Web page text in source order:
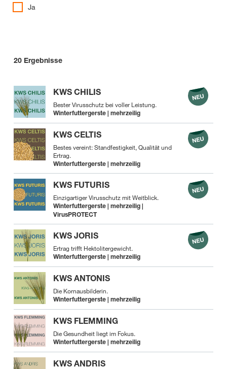
Ja
20 Ergebnisse
KWS CHILIS
Bester Virusschutz bei voller Leistung.
Winterfuttergerste | mehrzeilig
KWS CELTIS
Bestes vereint: Standfestigkeit, Qualität und
Ertrag.
Winterfuttergerste | mehrzeilig
KWS FUTURIS
Einzigartiger Virusschutz mit Weitblick.
Winterfuttergerste | mehrzeilig |
VirusPROTECT
KWS JORIS
Ertrag trifft Hektolitergewicht.
Winterfuttergerste | mehrzeilig
KWS ANTONIS
Die Kornausbilderin.
Winterfuttergerste | mehrzeilig
KWS FLEMMING
Die Gesundheit liegt im Fokus.
Winterfuttergerste | mehrzeilig
KWS ANDRIS